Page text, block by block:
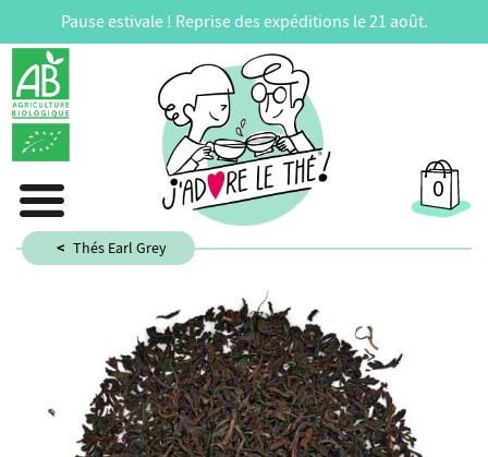
Pause estivale ! Reprise des expéditions le 21 août.
0
Thés Earl Grey